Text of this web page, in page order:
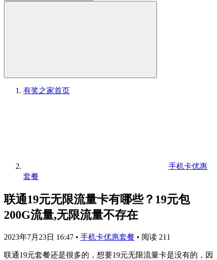
有奖之家首页
手机卡优惠
套餐
联通19元无限流量卡有哪些？19元包
200G流量,无限流量不存在
2023年7月23日 16:47 • 手机卡优惠套餐 • 阅读 211
联通19元套餐还是很多的，想要19元无限流量卡是没有的，因